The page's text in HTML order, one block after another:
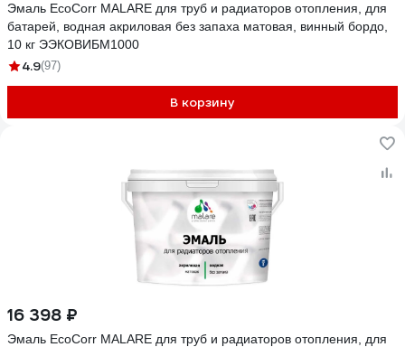
Эмаль EcoCorr MALARE для труб и радиаторов отопления, для
батарей, водная акриловая без запаха матовая, винный бордо,
10 кг ЭЭКОВИБМ1000
4.9(97)
В корзину
16 398 ₽
Эмаль EcoCorr MALARE для труб и радиаторов отопления, для